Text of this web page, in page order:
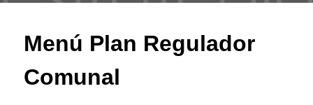
Menú Plan Regulador
Comunal